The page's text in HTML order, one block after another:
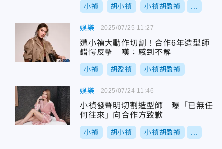
小禎 胡小禎 小禎胡盈禎
娛樂
遭小禎大動作切割！合作6年造型師
錯愕反擊 嘆：感到不解
小禎 胡盈禎 小禎胡盈禎
2025/07/25 11:27
娛樂
小禎發聲明切割造型師！曝「已無任
何往來」向合作方致歉
小禎 胡小禎 小禎胡盈禎
2025/07/24 11:46